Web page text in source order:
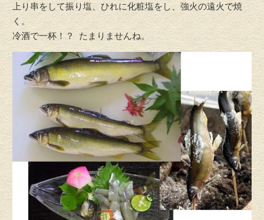
上り串をして振り塩、ひれに化粧塩をし、強火の遠火で焼
く。
冷酒で一杯！？ たまりませんね。